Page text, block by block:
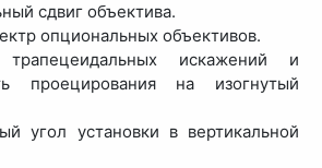
сдвиг объектива.
опциональных объективов.
трапецеидальных искажений и
проецирования на изогнутый
угол установки в вертикальной